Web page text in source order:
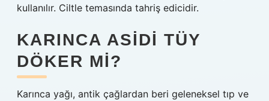
kullanılır. Ciltle temasında tahriş edicidir.
KARINCA ASIDI TÜY
DÖKER MI?
Karınca yağı, antik çağlardan beri geleneksel tıp ve